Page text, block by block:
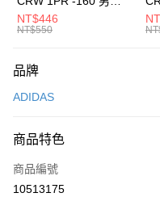
元大商業銀行
台灣樂天信用卡公司
AFTEE先享後付
【關於「AFTEE先享後付」】
便利好安心！
３．安心：先確認商品／服務後
【「AFTEE先享後付」結帳流程】
１．於結帳方式選擇「AFTEE先
運送方式
每筆NT$100，滿NT$1,500(
宅配
每筆NT$100，滿NT$1,500(
中統襪 FZ3393100
NT$446
NT$550
品牌
ADIDAS
商品特色
商品編號
10513175